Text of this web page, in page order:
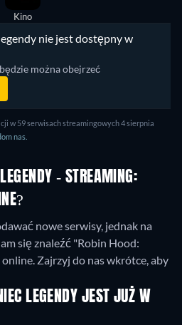
Kino
nie jest dostępny w
można obejrzeć
w 59 serwisach streamingowych 4 sierpnia
nas.
- STREAMING:
nowe serwisy, jednak na
się znaleźć "Robin Hood:
Zajrzyj do nas wkrótce, aby
LEGENDY JEST JUŻ W